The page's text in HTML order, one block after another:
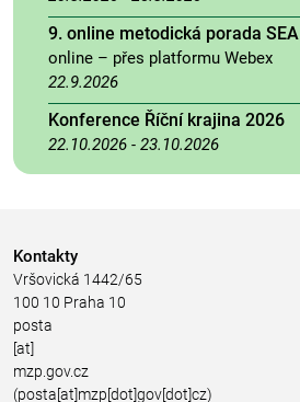
9. online metodická porada SEA
online – přes platformu Webex
22.9.2026
Konference Říční krajina 2026
22.10.2026 - 23.10.2026
Kontakty
Vršovická 1442/65
100 10 Praha 10
posta
[at]
mzp.gov.cz
(posta[at]mzp[dot]gov[dot]cz)